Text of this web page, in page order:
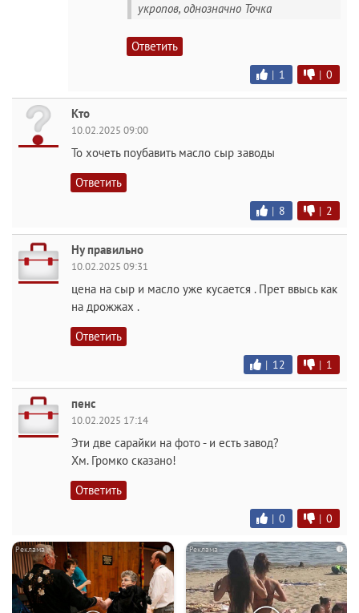
укропов, однозначно Точка
Ответить
| 1 | 0
Кто
10.02.2025 09:00
То хочеть поубавить масло сыр заводы
Ответить
| 8 | 2
Ну правильно
10.02.2025 09:31
цена на сыр и масло уже кусается . Прет ввысь как
на дрожжах .
Ответить
| 12 | 1
пенс
10.02.2025 17:14
Эти две сарайки на фото - и есть завод?
Хм. Громко сказано!
Ответить
| 0 | 0
i i